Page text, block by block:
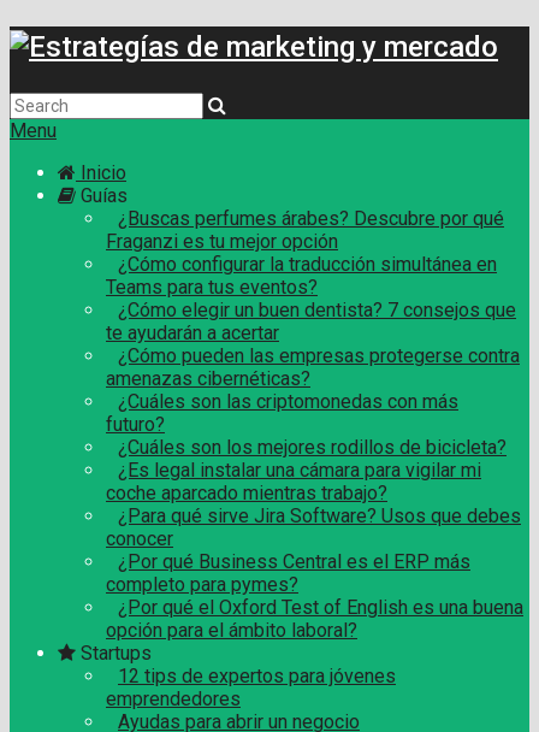
Menu
Inicio
Guías
¿Buscas perfumes árabes? Descubre por qué
Fraganzi es tu mejor opción
¿Cómo configurar la traducción simultánea en
Teams para tus eventos?
¿Cómo elegir un buen dentista? 7 consejos que
te ayudarán a acertar
¿Cómo pueden las empresas protegerse contra
amenazas cibernéticas?
¿Cuáles son las criptomonedas con más
futuro?
¿Cuáles son los mejores rodillos de bicicleta?
¿Es legal instalar una cámara para vigilar mi
coche aparcado mientras trabajo?
¿Para qué sirve Jira Software? Usos que debes
conocer
¿Por qué Business Central es el ERP más
completo para pymes?
¿Por qué el Oxford Test of English es una buena
opción para el ámbito laboral?
Startups
12 tips de expertos para jóvenes
emprendedores
Ayudas para abrir un negocio